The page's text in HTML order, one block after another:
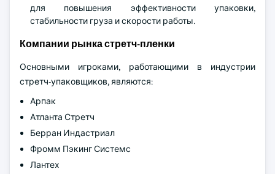
для повышения эффективности упаковки,
стабильности груза и скорости работы.
Компании рынка стретч-пленки
Основными игроками, работающими в индустрии
стретч-упаковщиков, являются:
Арпак
Атланта Стретч
Берран Индастриал
Фромм Пэкинг Системс
Лантех